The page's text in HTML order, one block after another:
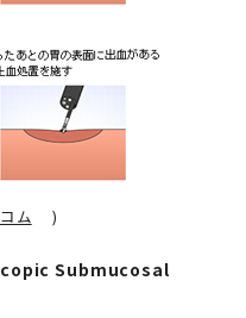
ム )
Submucosal